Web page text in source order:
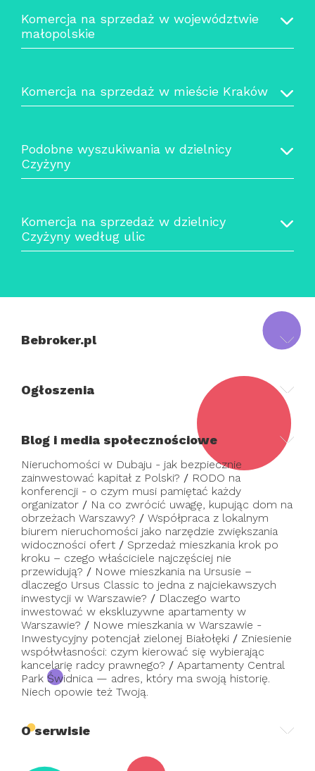
Komercja na sprzedaż w województwie
małopolskie
Komercja na sprzedaż w mieście Kraków
Podobne wyszukiwania w dzielnicy
Czyżyny
Komercja na sprzedaż w dzielnicy
Czyżyny według ulic
Bebroker.pl
Ogłoszenia
Blog i media społecznościowe
Nieruchomości w Dubaju - jak bezpiecznie
zainwestować kapitał z Polski? / RODO na
konferencji - o czym musi pamiętać każdy
organizator / Na co zwrócić uwagę, kupując dom na
obrzeżach Warszawy? / Współpraca z lokalnym
biurem nieruchomości jako narzędzie zwiększania
widoczności ofert / Sprzedaż mieszkania krok po
kroku – czego właściciele najczęściej nie
przewidują? / Nowe mieszkania na Ursusie –
dlaczego Ursus Classic to jedna z najciekawszych
inwestycji w Warszawie? / Dlaczego warto
inwestować w ekskluzywne apartamenty w
Warszawie? / Nowe mieszkania w Warszawie -
Inwestycyjny potencjał zielonej Białołęki / Zniesienie
współwłasności: czym kierować się wybierając
kancelarię radcy prawnego? / Apartamenty Central
Park Świdnica — adres, który ma swoją historię.
Niech opowie też Twoją.
O serwisie